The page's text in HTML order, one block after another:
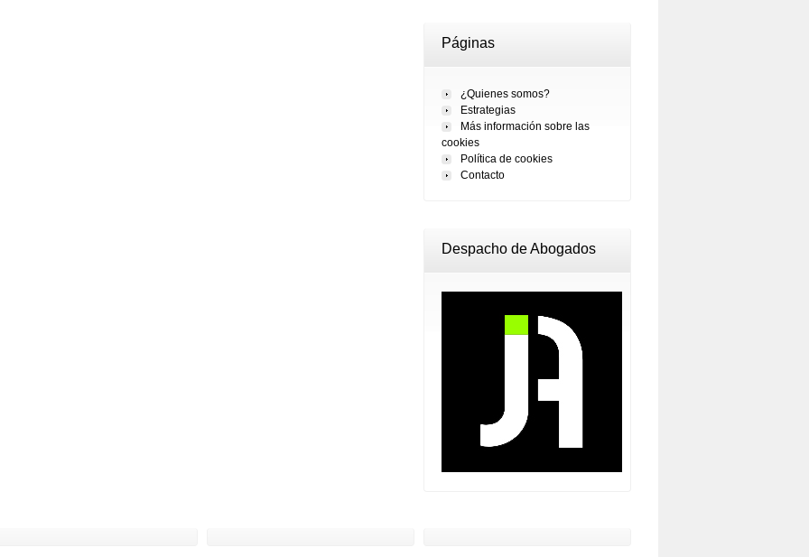
Páginas
¿Quienes somos?
Estrategias
Más información sobre las
cookies
Política de cookies
Contacto
Despacho de Abogados